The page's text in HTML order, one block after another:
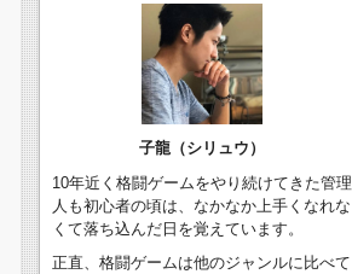
子龍（シリュウ）
10年近く格闘ゲームをやり続けてきた管理
人も初心者の頃は、なかなか上手くなれな
くて落ち込んだ日を覚えています。
正直、格闘ゲームは他のジャンルに比べて